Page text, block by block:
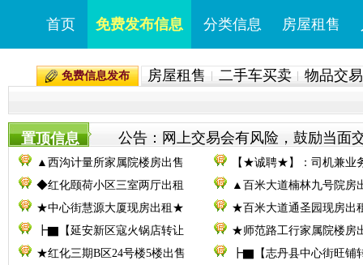
首页 免费发布信息 分类信息 房屋租售
免费信息发布 房屋租售 二手车买卖 物品交易
置顶信息 公告：网上交易会有风险，鼓励当面
▲西沟计量所家属院楼房出售
【★诚聘★】：司机兼业
◆红化颐荷小区三室两厅出租
▲百米大道楠林九号院房
★中心街慧源大厦现房出租★
★百米大道通圣园现房出
┣▇【延安新区寇火锅店转让
★师范路工行家属院楼房
★红化三期B区24号楼5楼出售
┣▇【志丹县中心街旺铺